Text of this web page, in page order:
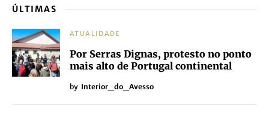
ÚLTIMAS
ATUALIDADE
Por Serras Dignas, protesto no ponto
mais alto de Portugal continental
by Interior_do_Avesso